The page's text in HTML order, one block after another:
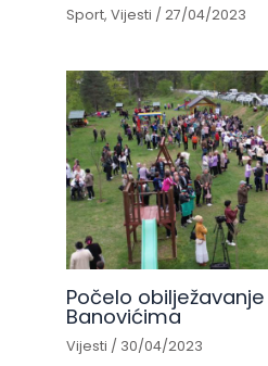
Sport,Vijesti /27/04/2023
Počelo obilježavanje
Banovićima
Vijesti / 30/04/2023